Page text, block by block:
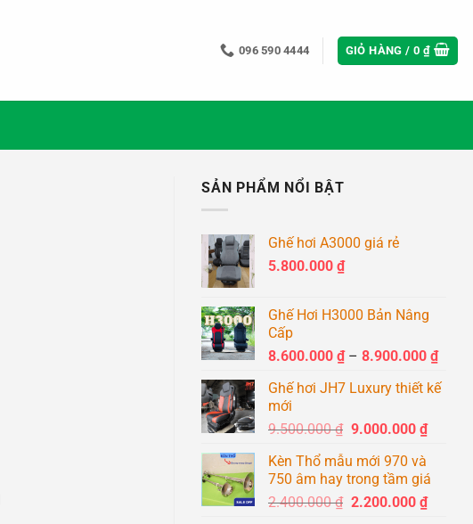
096 590 4444 GIỎ HÀNG / 0 ₫
SẢN PHẨM NỔI BẬT
Ghế hơi A3000 giá rẻ
5.800.000 ₫
Ghế Hơi H3000 Bản Nâng
Cấp
8.600.000 ₫ – 8.900.000 ₫
từ
Ghế hơi JH7 Luxury thiết kế
mới
9.500.000₫ Giá
là:
9.500.000 ₫.
9.000.000 ₫Giá
là:
Kèn Thổ mẫu mới 970 và
750 âm hay trong tầm giá
2.400.000₫ Giá
2.200.000 ₫Giá